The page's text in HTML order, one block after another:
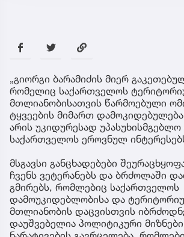
„გიორგი ბარამიძის მიერ
რომელიც საქართველოს
მთლიანობისათვის წარმოებული
ტყვეების მიმართ
არის უკიდურესად უპასუხისმგებლო
საქართველოს ეროვნულ
მსგავსი განცხადებები
ჩვენს ვეტერანებს და ბრძოლაში
გმირებს, რომლებიც საქართველოს
დამოუკიდებლობისა და
მთლიანობის დაცვისთვის
დაუშვებელია პოლიტიკური